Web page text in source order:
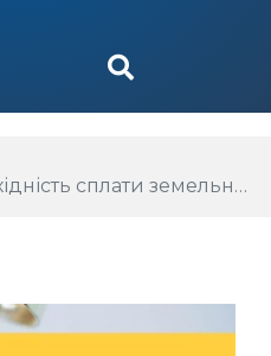
майно, відмінне від земельної ділянки з фізичних осіб станом на 11.05.2026